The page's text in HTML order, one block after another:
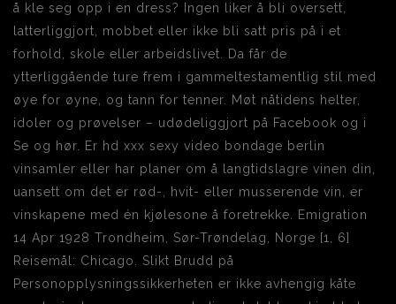
å kle seg opp i en dress? Ingen liker å bli oversett,
latterliggjort, mobbet eller ikke bli satt pris på i et
forhold, skole eller arbeidslivet. Da får de
ytterliggående ture frem i gammeltestamentlig stil med
øye for øyne, og tann for tenner. Møt nåtidens helter,
idoler og prøvelser – udødeliggjort på Facebook og i
Se og hør. Er hd xxx sexy video bondage berlin
vinsamler eller har planer om å langtidslagre vinen din,
uansett om det er rød-, hvit- eller musserende vin, er
vinskapene med én kjølesone å foretrekke. Emigration
14 Apr 1928 Trondheim, Sør-Trøndelag, Norge [1, 6]
Reisemål: Chicago. Slikt Brudd på
Personopplysningssikkerheten er ikke avhengig kåte